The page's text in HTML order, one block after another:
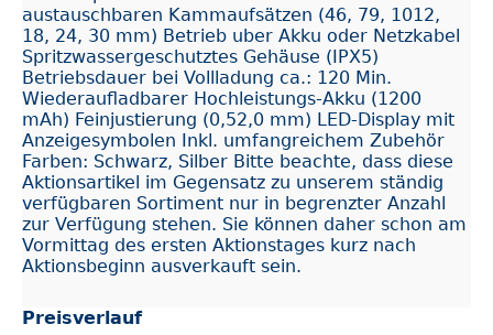
austauschbaren Kammaufsätzen (46, 79, 1012,
18, 24, 30 mm) Betrieb uber Akku oder Netzkabel
Spritzwassergeschutztes Gehäuse (IPX5)
Betriebsdauer bei Vollladung ca.: 120 Min.
Wiederaufladbarer Hochleistungs-Akku (1200
mAh) Feinjustierung (0,52,0 mm) LED-Display mit
Anzeigesymbolen Inkl. umfangreichem Zubehör
Farben: Schwarz, Silber Bitte beachte, dass diese
Aktionsartikel im Gegensatz zu unserem ständig
verfügbaren Sortiment nur in begrenzter Anzahl
zur Verfügung stehen. Sie können daher schon am
Vormittag des ersten Aktionstages kurz nach
Aktionsbeginn ausverkauft sein.
Preisverlauf